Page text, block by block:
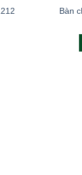
Bàn